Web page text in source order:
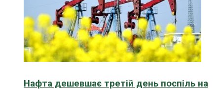
Нафта дешевшає третій день поспіль на